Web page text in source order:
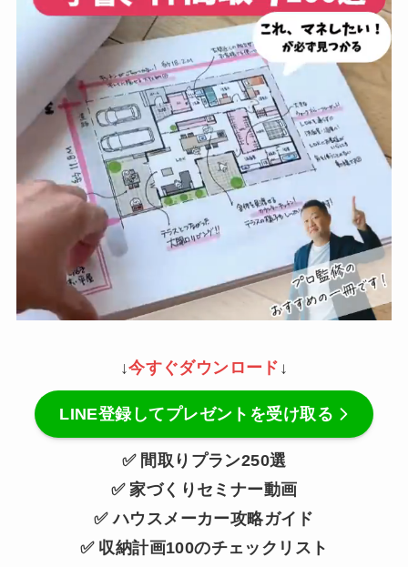
↓今すぐダウンロード ↓
LINE登録してプレゼントを受け取る
✅ 間取りプラン250選
✅ 家づくりセミナー動画
✅ ハウスメーカー攻略ガイド
✅ 収納計画100のチェックリスト